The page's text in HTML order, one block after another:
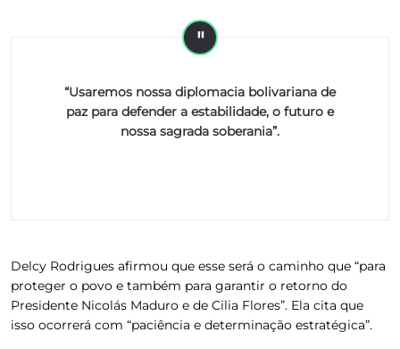
“Usaremos nossa diplomacia bolivariana de
paz para defender a estabilidade, o futuro e
nossa sagrada soberania”.
Delcy Rodrigues afirmou que esse será o caminho que “para
proteger o povo e também para garantir o retorno do
Presidente Nicolás Maduro e de Cilia Flores”. Ela cita que
isso ocorrerá com “paciência e determinação estratégica”.